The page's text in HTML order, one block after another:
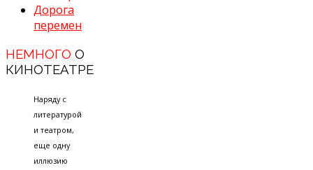
Дорога
перемен
НЕМНОГО О
КИНОТЕАТРЕ
Наряду с
литературой
и театром,
еще одну
иллюзию